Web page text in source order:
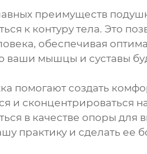
преимуществ
к контуру тела. Это
обеспечивая
ваши мышцы и суставы
помогают создать
и сконцентрироваться
в качестве опоры
практику и сделать ее